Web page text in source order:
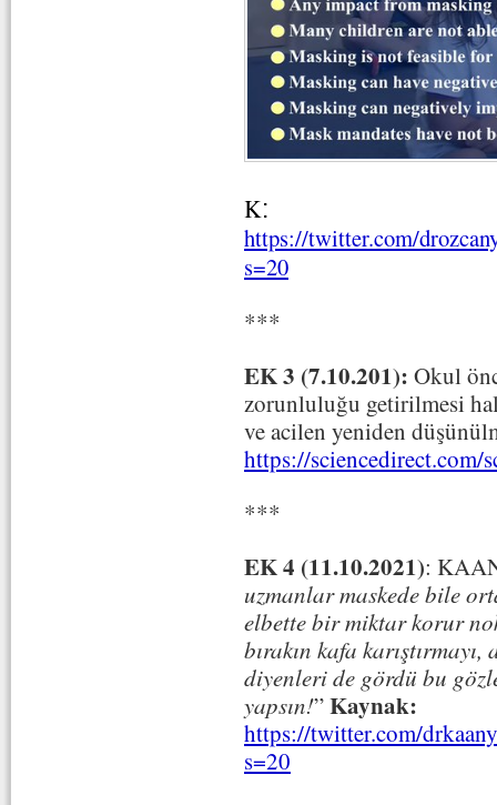
K:
https://twitter.com/
s=20
***
EK 3 (7.10.201): Okul
zorunluluğu getirilmesi
ve acilen yeniden
https://sciencedirect.com/
***
EK 4 (11.10.2021):
uzmanlar maskede bile
elbette bir miktar korur
bırakın kafa
diyenleri de gördü bu
yapsın!”Kaynak:
https://twitter.com/
s=20